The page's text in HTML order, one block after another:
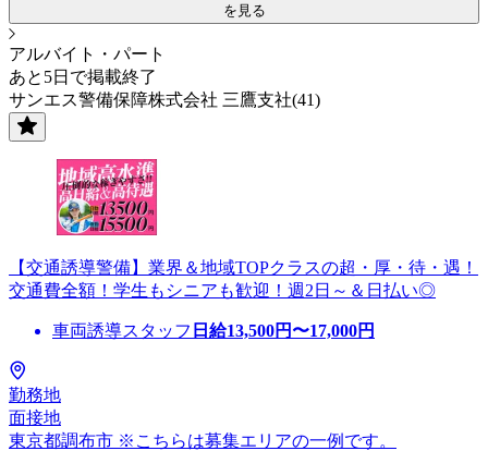
を見る
アルバイト・パート
あと5日で掲載終了
サンエス警備保障株式会社 三鷹支社(41)
【交通誘導警備】業界＆地域TOPクラスの超・厚・待・遇！
交通費全額！学生もシニアも歓迎！週2日～＆日払い◎
車両誘導スタッフ 日給13,500円〜17,000円
勤務地
面接地
東京都調布市 ※こちらは募集エリアの一例です。